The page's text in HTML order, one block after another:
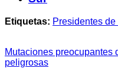
Etiquetas: Presidentes de
Mutaciones preocupantes
peligrosas